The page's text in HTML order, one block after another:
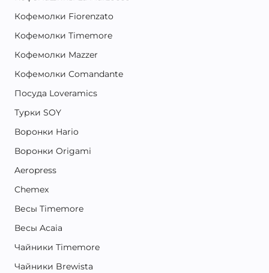
Кофемолки Fiorenzato
Кофемолки Timemore
Кофемолки Mazzer
Кофемолки Comandante
Посуда Loveramics
Турки SOY
Воронки Hario
Воронки Origami
Aeropress
Chemex
Весы Timemore
Весы Acaia
Чайники Timemore
Чайники Brewista